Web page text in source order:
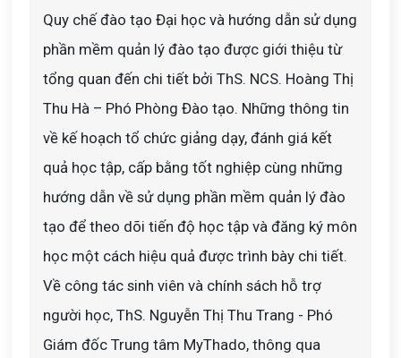
Quy chế đào tạo Đại học và hướng dẫn sử dụng
phần mềm quản lý đào tạo được giới thiệu từ
tổng quan đến chi tiết bởi ThS. NCS. Hoàng Thị
Thu Hà – Phó Phòng Đào tạo. Những thông tin
về kế hoạch tổ chức giảng dạy, đánh giá kết
quả học tập, cấp bằng tốt nghiệp cùng những
hướng dẫn về sử dụng phần mềm quản lý đào
tạo để theo dõi tiến độ học tập và đăng ký môn
học một cách hiệu quả được trình bày chi tiết.
Về công tác sinh viên và chính sách hỗ trợ
người học, ThS. Nguyễn Thị Thu Trang - Phó
Giám đốc Trung tâm MyThado, thông qua